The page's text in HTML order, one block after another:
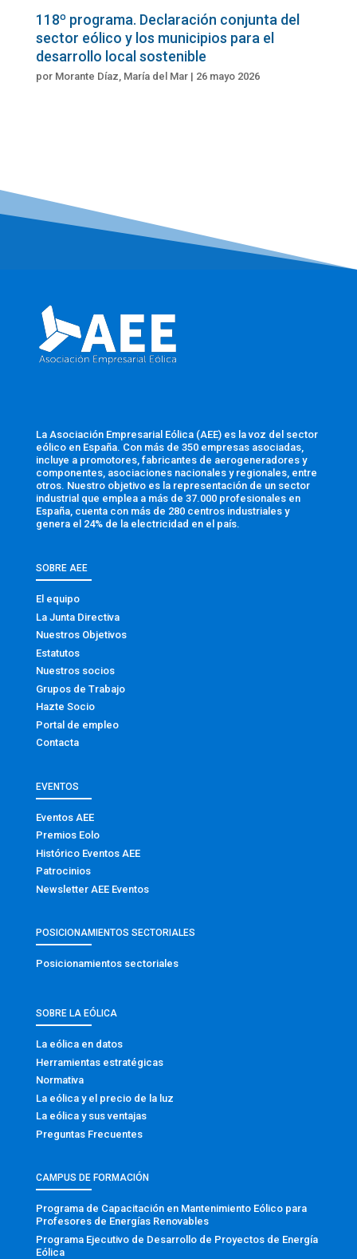
118º programa. Declaración conjunta del
sector eólico y los municipios para el
desarrollo local sostenible
por Morante Díaz, María del Mar| 26 mayo 2026
La Asociación Empresarial Eólica (AEE) es la voz del sector
eólico en España. Con más de 350 empresas asociadas,
incluye a promotores, fabricantes de aerogeneradores y
componentes, asociaciones nacionales y regionales, entre
otros. Nuestro objetivo es la representación de un sector
industrial que emplea a más de 37.000 profesionales en
España, cuenta con más de 280 centros industriales y
genera el 24% de la electricidad en el país.
SOBRE AEE
El equipo
La Junta Directiva
Nuestros Objetivos
Estatutos
Nuestros socios
Grupos de Trabajo
Hazte Socio
Portal de empleo
Contacta
EVENTOS
Eventos AEE
Premios Eolo
Histórico Eventos AEE
Patrocinios
Newsletter AEE Eventos
POSICIONAMIENTOS SECTORIALES
Posicionamientos sectoriales
SOBRE LA EÓLICA
La eólica en datos
Herramientas estratégicas
Normativa
La eólica y el precio de la luz
La eólica y sus ventajas
Preguntas Frecuentes
CAMPUS DE FORMACIÓN
Programa de Capacitación en Mantenimiento Eólico para
Profesores de Energías Renovables
Programa Ejecutivo de Desarrollo de Proyectos de Energía
Eólica